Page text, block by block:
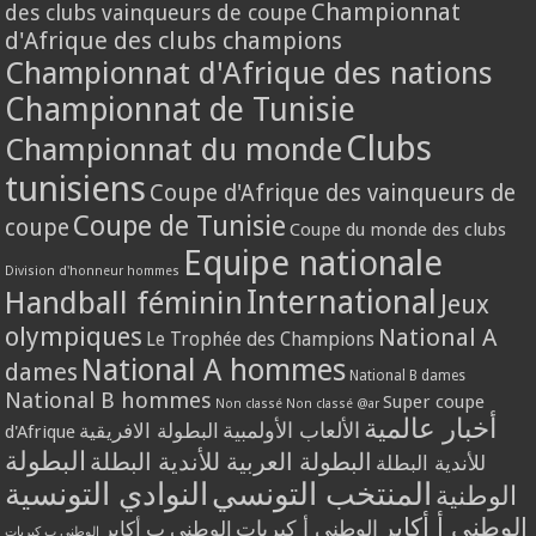
des clubs vainqueurs de coupe Championnat
d'Afrique des clubs champions
Championnat d'Afrique des nations
Championnat de Tunisie
Championnat du monde Clubs
tunisiens Coupe d'Afrique des vainqueurs de
coupe Coupe de Tunisie Coupe du monde des clubs
Division d'honneur hommes Equipe nationale
Handball féminin International Jeux
olympiques Le Trophée des Champions National A
dames National A hommes National B dames
National B hommes Non classé Non classé @ar Super coupe
d'Afrique
أخبار عالمية الألعاب الأولمبية البطولة الافريقية
للأندية البطلة البطولة العربية للأندية البطلة البطولة
الوطنية المنتخب التونسي النوادي التونسية
الوطني أ أكابر الوطني أ كبريات الوطني ب أكابر الوطني ب كبريات